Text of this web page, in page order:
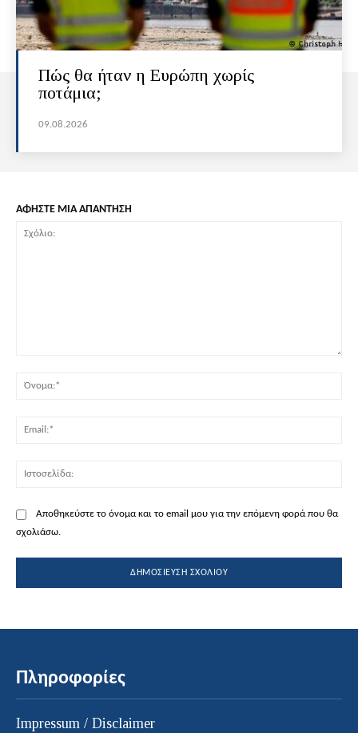
Πώς θα ήταν η Ευρώπη χωρίς
ποτάμια;
09.08.2026
ΑΦΗΣΤΕ ΜΙΑ ΑΠΑΝΤΗΣΗ
Αποθηκεύστε το όνομα και το email μου για την επόμενη φορά που θα
σχολιάσω.
Πληροφορίες
Impressum / Disclaimer